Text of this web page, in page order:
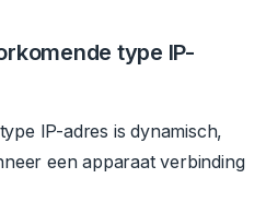
type IP-
IP-adres is dynamisch,
een apparaat verbinding